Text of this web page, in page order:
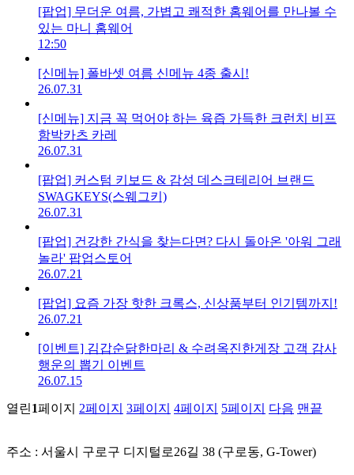
[팝업] 무더운 여름, 가볍고 쾌적한 홈웨어를 만나볼 수
있는 마니 홈웨어
12:50
[신메뉴] 폴바셋 여름 신메뉴 4종 출시!
26.07.31
[신메뉴] 지금 꼭 먹어야 하는 육즙 가득한 크런치 비프
함박카츠 카레
26.07.31
[팝업] 커스텀 키보드 & 감성 데스크테리어 브랜드
SWAGKEYS(스웨그키)
26.07.31
[팝업] 건강한 간식을 찾는다면? 다시 돌아온 '아워 그래
놀라' 팝업스토어
26.07.21
[팝업] 요즘 가장 핫한 크록스, 신상품부터 인기템까지!
26.07.21
[이벤트] 김갑순닭한마리 & 수려옥진한게장 고객 감사
행운의 뽑기 이벤트
26.07.15
열린1페이지 2페이지 3페이지 4페이지 5페이지 다음 맨끝
주소 : 서울시 구로구 디지털로26길 38 (구로동, G-Tower)